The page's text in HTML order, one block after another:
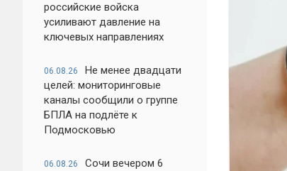
российские войска
усиливают давление на
ключевых направлениях
06.08.26
Не менее двадцати
целей: мониторинговые
каналы сообщили о группе
БПЛА на подлёте к
Подмосковью
06.08.26
Сочи вечером 6